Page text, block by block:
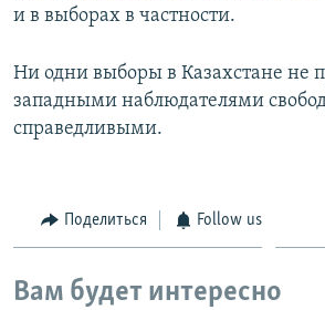
и в выборах в частности.
Ни одни выборы в Казахстане не
западными наблюдателями
справедливыми.
Поделиться Follow us
Вам будет интересно